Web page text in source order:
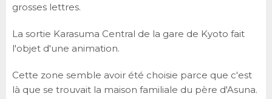
grosses lettres.
La sortie Karasuma Central de la gare de Kyoto fait
l'objet d'une animation.
Cette zone semble avoir été choisie parce que c'est
là que se trouvait la maison familiale du père d'Asuna.